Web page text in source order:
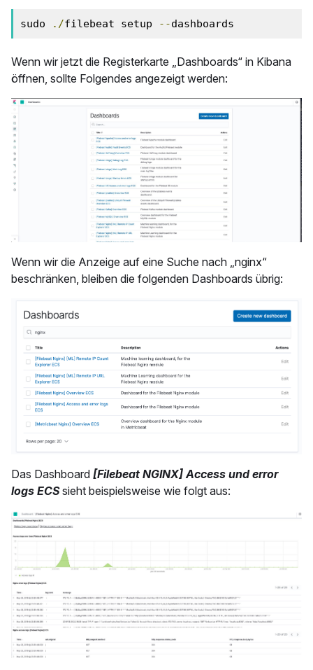
sudo ./filebeat setup --dashboards
Wenn wir jetzt die Registerkarte „Dashboards“ in Kibana
öffnen, sollte Folgendes angezeigt werden:
Wenn wir die Anzeige auf eine Suche nach „nginx“
beschränken, bleiben die folgenden Dashboards übrig:
Das Dashboard [Filebeat NGINX] Access und error
logs ECSsieht beispielsweise wie folgt aus: